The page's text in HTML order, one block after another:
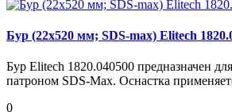
Бур (22х520 мм; SDS-max) Elitech
Бур Elitech 1820.040500 предназначен
патроном SDS-Max. Оснастка
0